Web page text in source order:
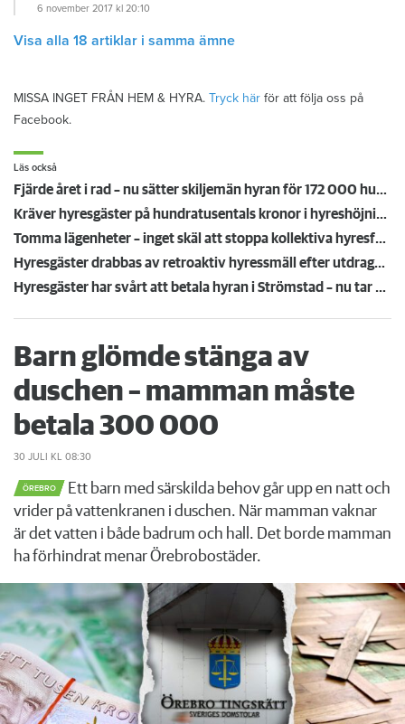
6 november 2017 kl 20:10
Visa alla 18 artiklar i samma ämne
MISSA INGET FRÅN HEM & HYRA. Tryck här för att följa oss på
Facebook.
Läs också
Fjärde året i rad – nu sätter skiljemän hyran för 172 000 hushåll
Kräver hyresgäster på hundratusentals kronor i hyreshöjning – bakåt i tiden: "Den har varit orimligt låg i många år"
Tomma lägenheter – inget skäl att stoppa kollektiva hyresförhandlingar
Hyresgäster drabbas av retroaktiv hyressmäll efter utdragen tvist: ”Höjningen blev för stor”
Hyresgäster har svårt att betala hyran i Strömstad – nu tar kommunala bolaget till åtgärder
Barn glömde stänga av
duschen – mamman måste
betala 300 000
30 JULI KL 08:30
ÖREBRO
Ett barn med särskilda behov går upp en natt och
vrider på vattenkranen i duschen. När mamman vaknar
är det vatten i både badrum och hall. Det borde mamman
ha förhindrat menar Örebrobostäder.